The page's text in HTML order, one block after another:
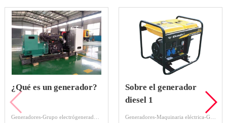
¿Qué es un generador?
Sobre el generador
diesel 1
Generadores-Maquinaria eléctrica-Grupo electródiesel